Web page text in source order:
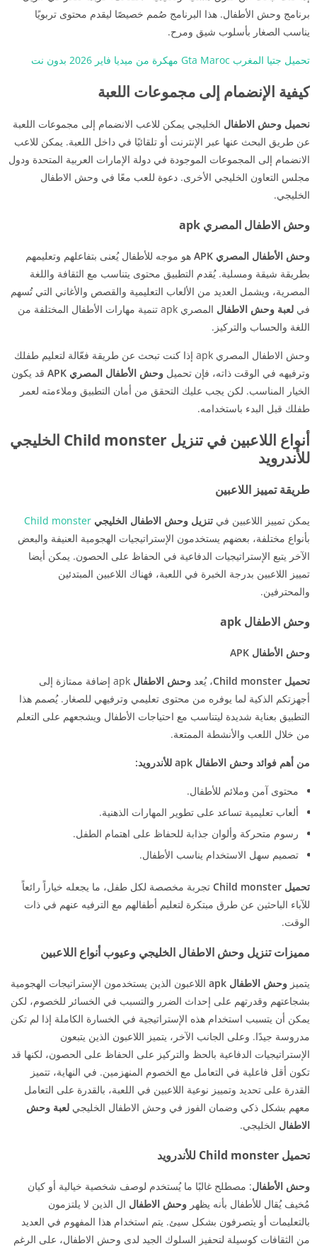
برنامج وحش الأطفال. هذا البرنامج صُمم خصيصًا ليقدم محتوى تربويًا
يناسب الصغار بأسلوب شيق ومرح.
تحميل جتيا المغرب Gta Maroc مهكرة من ميديا فاير 2026 بدون نت
كيفية الإنضمام إلى مجموعات اللعبة
نحميل وحش الاطفال الخليجي يمكن للاعب الانضمام إلى مجموعات اللعبة
عن طريق البحث عنها عبر الإنترنت أو تلقائيًا في داخل اللعبة. يمكن للاعب
الانضمام إلى المجموعات الموجودة في دولة الإمارات العربية المتحدة ودول
مجلس التعاون الخليجي الأخرى. دعوة للعب معًا في وحش الاطفال
الخليجي.
وحش الاطفال المصري apk
وحش الأطفال المصري APK
هو موجه للأطفال يُعنى بتفاعلهم وتعليمهم
بطريقة شيقة ومسلية. يُقدم التطبيق محتوى يتناسب مع الثقافة واللغة
المصرية، ويشمل العديد من الألعاب التعليمية والقصص والأغاني التي تُسهم
في لعبة وحش الاطفال
المصري apk تنمية مهارات الأطفال المختلفة من
اللغة والحساب والتركيز.
وحش الاطفال المصري apk إذا كنت تبحث عن طريقة فعّالة لتعليم طفلك
وترفيهه في الوقت ذاته، فإن تحميل وحش الأطفال المصري APK
قد يكون
الخيار المناسب. لكن يجب عليك التحقق من أمان التطبيق وملاءمته لعمر
طفلك قبل البدء باستخدامه.
أنواع اللاعبين في تنزيل Child monster الخليجي
للأندرويد
طريقة تمييز اللاعبين
يمكن تمييز اللاعبين في تنزيل وحش الاطفال الخليجي Child monster
بأنواع مختلفة، بعضهم يستخدمون الإستراتيجيات الهجومية العنيفة والبعض
الآخر يتبع الإستراتيجيات الدفاعية في الحفاظ على الحصون. يمكن أيضا
تمييز اللاعبين بدرجة الخبرة في اللعبة، فهناك اللاعبين المبتدئين
والمحترفين.
وحش الاطفال apk
وحش الأطفال APK
تحميل Child monster ، يُعد وحش الاطفال
apk إضافة ممتازة إلى
أجهزتكم الذكية لما يوفره من محتوى تعليمي وترفيهي للصغار. يُصمم هذا
التطبيق بعناية شديدة ليتناسب مع احتياجات الأطفال ويشجعهم على التعلم
من خلال اللعب والأنشطة الممتعة.
من أهم فوائد وحش الاطفال apk للأندرويد:
محتوى آمن وملائم للأطفال.
ألعاب تعليمية تساعد على تطوير المهارات الذهنية.
رسوم متحركة وألوان جذابة للحفاظ على اهتمام الطفل.
تصميم سهل الاستخدام يناسب الأطفال.
تحميل Child monster
تجربة مخصصة لكل طفل، ما يجعله خياراً رائعاً
للآباء الباحثين عن طرق مبتكرة لتعليم أطفالهم مع الترفيه عنهم في ذات
الوقت.
مميزات تنزيل وحش الاطفال الخليجي وعيوب أنواع اللاعبين
يتميز وحش الاطفال apk
اللاعبون الذين يستخدمون الإستراتيجات الهجومية
بشجاعتهم وقدرتهم على إحداث الضرر والتسبب في الخسائر للخصوم، لكن
يمكن أن يتسبب استخدام هذه الإستراتيجية في الخسارة الكاملة إذا لم تكن
مدروسة جيدًا. وعلى الجانب الآخر، يتميز اللاعبون الذين يتبعون
الإستراتيجيات الدفاعية بالحظ والتركيز على الحفاظ على الحصون، لكنها قد
تكون أقل فاعلية في التعامل مع الخصوم المنهزمين. في النهاية، تتميز
القدرة على تحديد وتمييز نوعية اللاعبين في اللعبة، بالقدرة على التعامل
معهم بشكل ذكي وضمان الفوز في وحش الاطفال الخليجي لعبة وحش
الاطفال الخليجي.
تحميل Child monster للأندرويد
وحش الأطفال: مصطلح غالبًا ما يُستخدم لوصف شخصية خيالية أو كيان
مُخيف يُقال للأطفال بأنه يظهر وحش الاطفال ال الذين لا يلتزمون
بالتعليمات أو يتصرفون بشكل سيئ. يتم استخدام هذا المفهوم في العديد
من الثقافات كوسيلة لتحفيز السلوك الجيد لدى وحش الاطفال، على الرغم